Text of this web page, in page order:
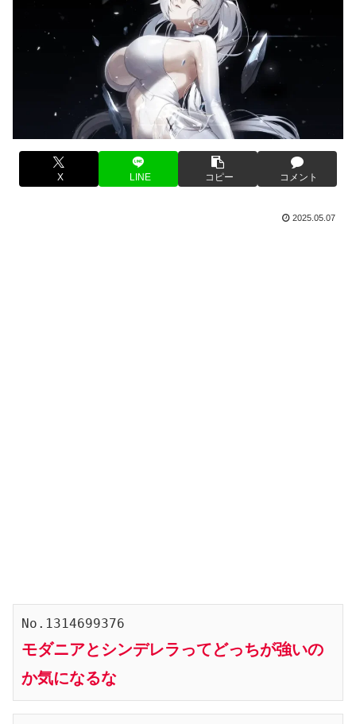
X LINE コピー コメント
2025.05.07
No.1314699376
モダニアとシンデレラってどっちが強いの
か気になるな